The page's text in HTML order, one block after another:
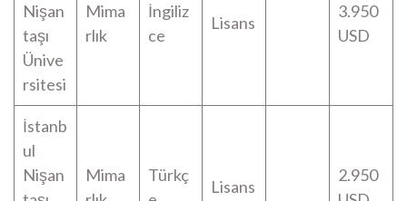
Nişan
taşı
Ünive
rsitesi
Mima
rlık
İngiliz
ce
Lisans
3.950
USD
İstanb
ul
Nişan
Mima
Türkç
Lisans
2.950